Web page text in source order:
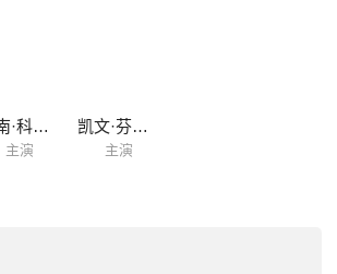
罗南·科尔基
主演
凯文·芬德利
主演